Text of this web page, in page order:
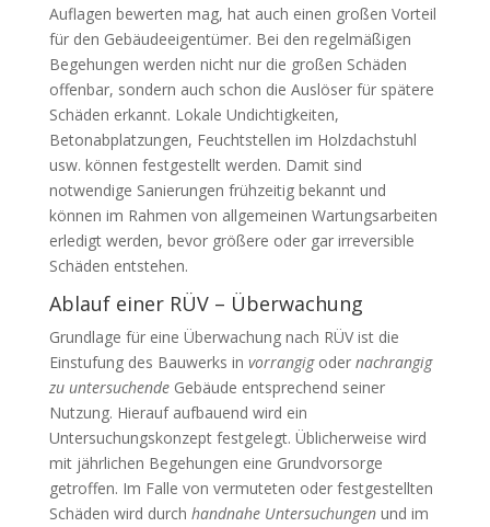
Auflagen bewerten mag, hat auch einen großen Vorteil
für den Gebäudeeigentümer. Bei den regelmäßigen
Begehungen werden nicht nur die großen Schäden
offenbar, sondern auch schon die Auslöser für spätere
Schäden erkannt. Lokale Undichtigkeiten,
Betonabplatzungen, Feuchtstellen im Holzdachstuhl
usw. können festgestellt werden. Damit sind
notwendige Sanierungen frühzeitig bekannt und
können im Rahmen von allgemeinen Wartungsarbeiten
erledigt werden, bevor größere oder gar irreversible
Schäden entstehen.
Ablauf einer RÜV – Überwachung
Grundlage für eine Überwachung nach RÜV ist die
Einstufung des Bauwerks in vorrangigoder nachrangig
zu untersuchendeGebäude entsprechend seiner
Nutzung. Hierauf aufbauend wird ein
Untersuchungskonzept festgelegt. Üblicherweise wird
mit jährlichen Begehungen eine Grundvorsorge
getroffen. Im Falle von vermuteten oder festgestellten
Schäden wird durch handnahe Untersuchungenund im